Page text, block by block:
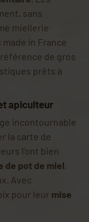
sans
miellerie
in France
de gros
prêts à
apiculteur
incontournable
la carte de
l’ont bien
de pot de miel,
Avec
pour leur mise